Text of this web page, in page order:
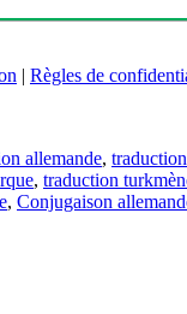
| Règles de
allemande,
, traduction
, Conjugaison